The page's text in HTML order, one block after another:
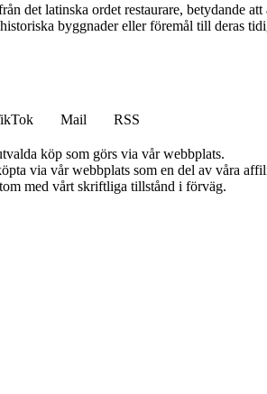
det latinska ordet restaurare, betydande
byggnader eller föremål till deras
Mail
RSS
köp som görs via vår webbplats.
via vår webbplats som en del av våra
med vårt skriftliga tillstånd i förväg.